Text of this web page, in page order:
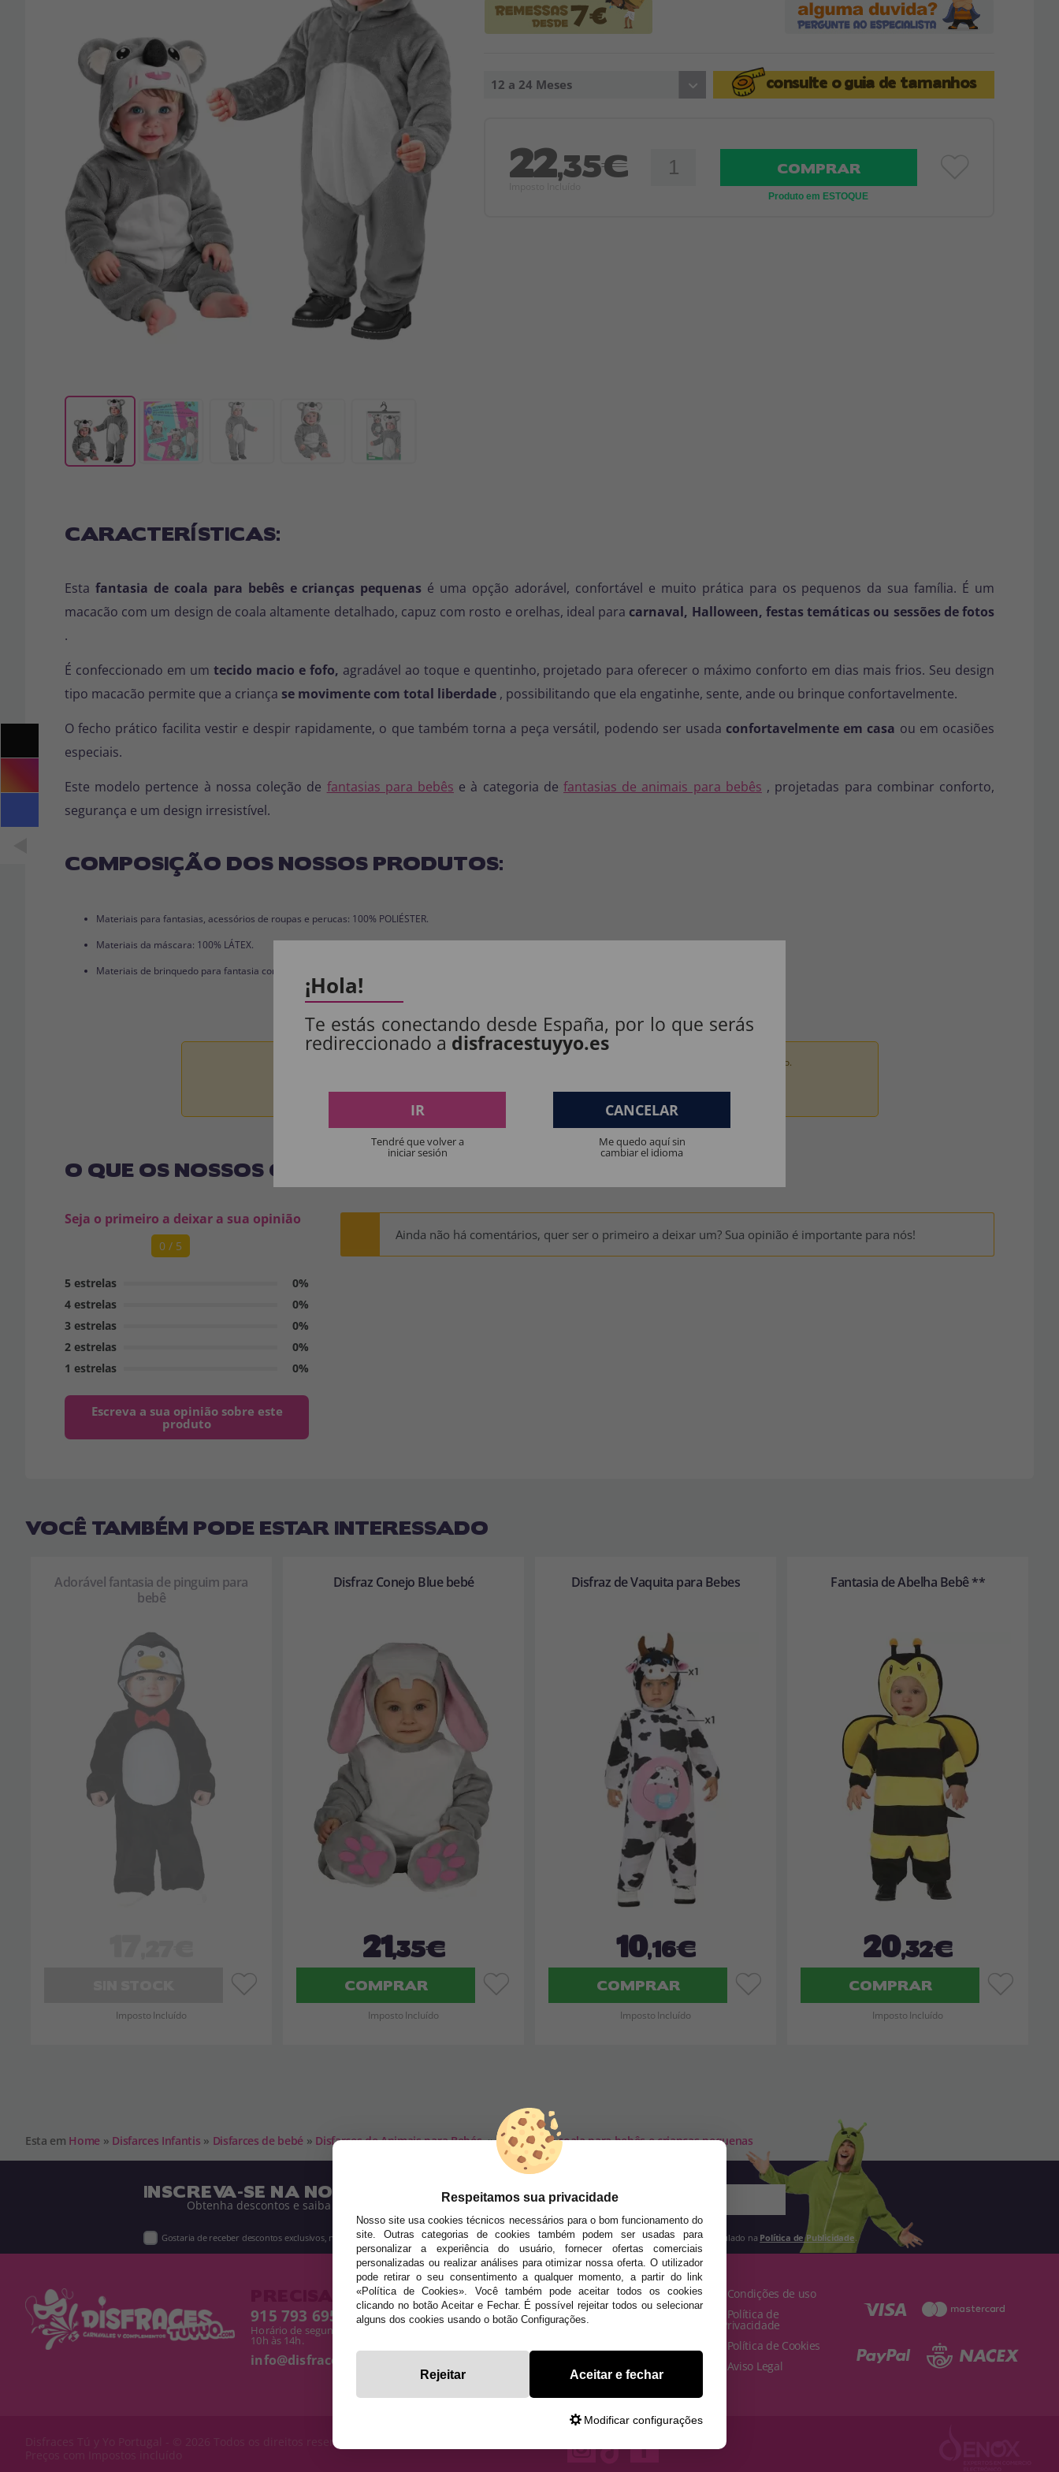
12 a 24 Meses consulte oguia de tamanhos
22,35€ COMPRAR
Produto em ESTOQUE
CARACTERÍSTICAS:
Esta fantasia de coala para bebês e crianças pequenas é uma opção adorável, confortável e muito prática para os pequenos da sua família. É um
macacão com um design de coala altamente detalhado, capuz com rosto e orelhas, ideal para carnaval, Halloween, festas temáticas ou sessões de fotos
.
É confeccionado em um tecido macio e fofo, agradável ao toque e quentinho, projetado para oferecer o máximo conforto em dias mais frios. Seu design
tipo macacão permite que a criança se movimente com total liberdade , possibilitando que ela engatinhe, sente, ande ou brinque confortavelmente.
O fecho prático facilita vestir e despir rapidamente, o que também torna a peça versátil, podendo ser usada confortavelmente em casa ou em ocasiões
especiais.
Este modelo pertence à nossa coleção de fantasias para bebês e à categoria defantasias de animais para bebês , projetadas para combinar conforto,
segurança e um design irresistível.
COMPOSIÇÃO DOS NOSSOS PRODUTOS:
Materiais para fantasias, acessórios de roupas e perucas: 100% POLIÉSTER.
Materiais da máscara: 100% LÁTEX.
Materiais de brinquedo para fantasia completa: 100% PVC.
Todos os produtos destinados a crianças menores de 36 meses devem ser supervisionados por um adulto.
Manter longe do fogo.
O QUE OS NOSSOS CLIENTES PENSAM:
Seja o primeiro a deixar a sua opinião
0 / 5
5 estrelas
0%
4 estrelas
0%
3 estrelas
0%
2 estrelas
0%
1 estrelas
0%
Escreva a sua opinião sobre este
produto
Ainda não há comentários, quer ser o primeiro a deixar um? Sua opinião é importante para nós!
VOCÊ TAMBÉM PODE ESTAR INTERESSADO
Adorável fantasia de pinguim para
bebê
Imposto Incluído
Disfraz Conejo Blue bebé
21,35€
COMPRAR
Imposto Incluído
Disfraz de Vaquita para Bebes
10,16€
COMPRAR
Imposto Incluído
Fantasia de Abelha Bebê **
20,32€
COMPRAR
Imposto Incluído
Esta em Home » Disfarces Infantis » Disfarces de bebé » Disfarces de Animais para Bebés.»Fantasia de coala para bebês e crianças pequenas
INSCREVA-SE NA NOSSA NEWSLETTER
Obtenha descontos e saiba de tudo antes de todos!
Gostaria de receber descontos exclusivos, novidades e tendências por e-mail. Posso cancelar a inscrição a qualquer momento, conforme estipulado na Política de Publicidade
PRECISA DE AJUDA?
915 793 695
Horário de segunda a sexta das 10h às 14h e das 17h às 20h Sábados das
10h às 14h.
info@disfracestuyyo.pt
· Quem somos
· Como comprar
· Condições de uso
· Política de
Privacidade
· Política de Cookies
· Aviso Legal
Disfraces Tú y Yo
Portugal - © 2026 Todos os direitos reservados
Preços com Impostos incluído
¡Hola!
Te estás conectando desde España, por lo que serás
redireccionado a disfracestuyyo.es
IR
Tendré que volver a
iniciar sesión
CANCELAR
Me quedo aquí sin
cambiar el idioma
Respeitamos sua privacidade
Nosso site usa cookies técnicos necessários para o bom funcionamento do
site. Outras categorias de cookies também podem ser usadas para
personalizar a experiência do usuário, fornecer ofertas comerciais
personalizadas ou realizar análises para otimizar nossa oferta. O utilizador
pode retirar o seu consentimento a qualquer momento, a partir do link
«Política de Cookies». Você também pode aceitar todos os cookies
clicando no botão Aceitar e Fechar. É possível rejeitar todos ou selecionar
alguns dos cookies usando o botão Configurações.
Rejeitar Aceitar e fechar
Modificar configurações